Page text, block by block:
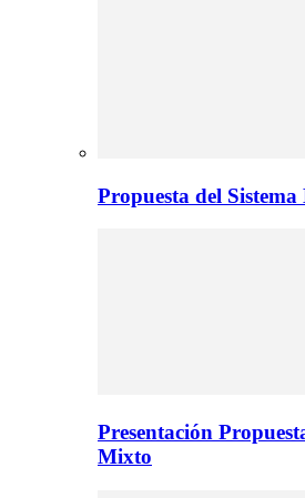
Propuesta del
Presentación
Mixto